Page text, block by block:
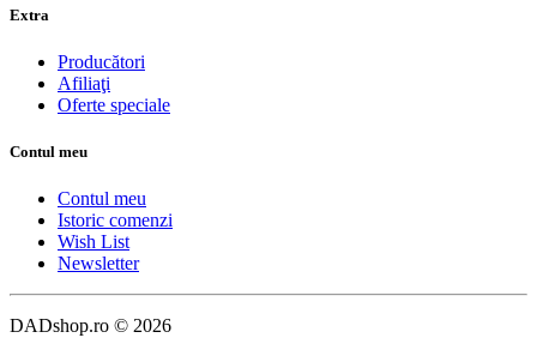
Extra
Producători
Afiliaţi
Oferte speciale
Contul meu
Contul meu
Istoric comenzi
Wish List
Newsletter
DADshop.ro © 2026